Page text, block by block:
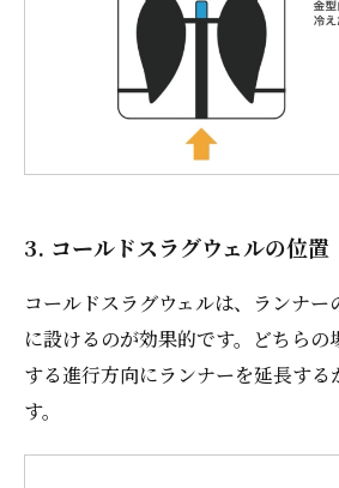
3. コールドスラグウェルの位置
コールドスラグウェルは、ランナー
に設けるのが効果的です。どちらの
する進行方向にランナーを延長する
す。